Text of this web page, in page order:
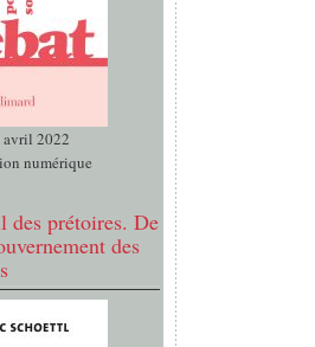
avril 2022
numérique
des prétoires. De
des